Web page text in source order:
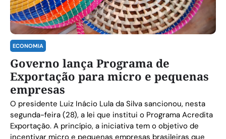
ECONOMIA
Governo lança Programa de
Exportação para micro e pequenas
empresas
O presidente Luiz Inácio Lula da Silva sancionou, nesta
segunda-feira (28), a lei que institui o Programa Acredita
Exportação. A princípio, a iniciativa tem o objetivo de
incentivar micro e pequenas empresas brasileiras que